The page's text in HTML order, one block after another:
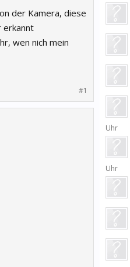
der Kamera, diese
erkannt
wen nich mein
#1
Uhr
Uhr